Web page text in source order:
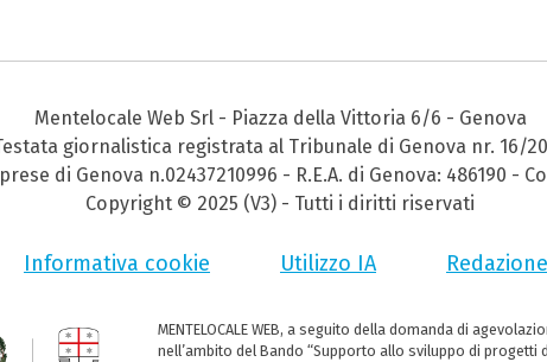
Mentelocale Web Srl - Piazza della Vittoria 6/6 - Genova
giornalistica registrata al Tribunale di Genova nr. 16/
di Genova n.02437210996 - R.E.A. di Genova: 486190 -
Copyright © 2025 (V3) - Tutti i diritti riservati
Informativa cookie Utilizzo IA Redazione
MENTELOCALE WEB, a seguito della domanda di
nell’ambito del Bando “Supporto allo sviluppo di progetti